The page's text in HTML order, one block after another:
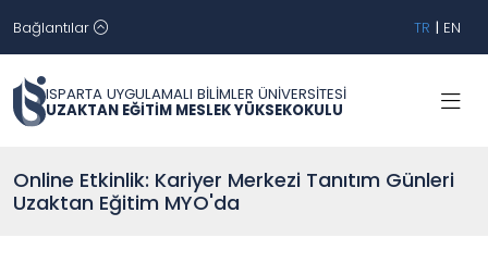
Bağlantılar TR | EN
ISPARTA UYGULAMALI BİLİMLER ÜNİVERSİTESİ
UZAKTAN EĞİTİM MESLEK YÜKSEKOKULU
Online Etkinlik: Kariyer Merkezi Tanıtım Günleri
Uzaktan Eğitim MYO'da